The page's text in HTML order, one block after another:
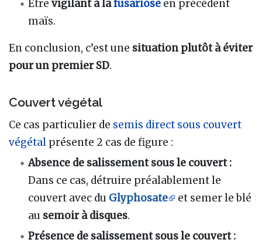
Etrevigilant à lafusariose en précédent
maïs.
En conclusion, c’est une situation plutôt à éviter
pour un premier SD.
Couvert végétal
Ce cas particulier de semis direct sous couvert
végétal présente 2 cas de figure :
Absence de salissement sous le couvert :
Dans ce cas, détruire préalablement le
couvert avec du Glyphosate
et semer le blé
au semoir à disques.
Présence de salissement sous le couvert :